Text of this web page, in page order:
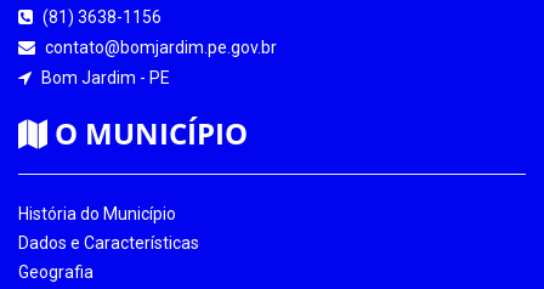
(81) 3638-1156
contato@bomjardim.pe.gov.br
Bom Jardim - PE
O MUNICÍPIO
História do Município
Dados e Características
Geografia